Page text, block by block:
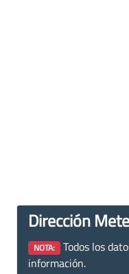
Dirección
NOTA: Todos los
información.